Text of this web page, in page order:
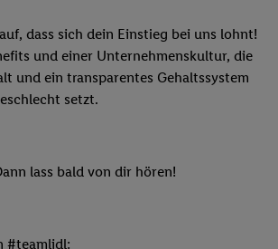
dass sich dein Einstieg bei uns lohnt!
und einer Unternehmenskultur, die
und ein transparentes Gehaltssystem
setzt.
lass bald von dir hören!
#teamlidl: